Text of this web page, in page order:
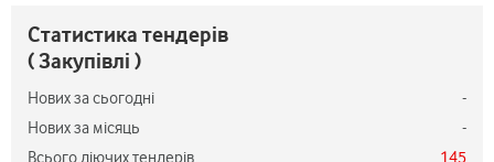
Статистика тендерів
( Закупівлі )
Нових за сьогодні
-
Нових за місяць
-
Всього діючих тендерів
145